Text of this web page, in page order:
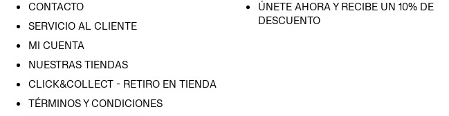
CONTACTO
SERVICIO AL CLIENTE
MI CUENTA
NUESTRAS TIENDAS
CLICK&COLLECT - RETIRO EN TIENDA
TÉRMINOS Y CONDICIONES
ÚNETE AHORA Y RECIBE UN 10% DE
DESCUENTO